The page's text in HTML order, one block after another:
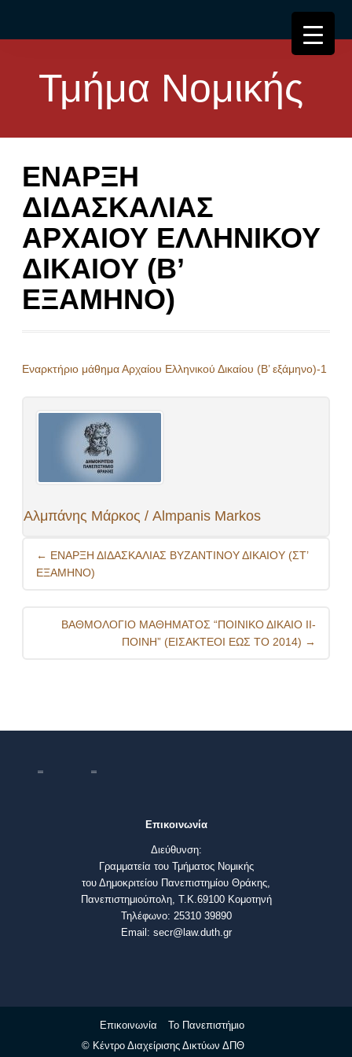
Τμήμα Νομικής
ΕΝΑΡΞΗ
ΔΙΔΑΣΚΑΛΙΑΣ
ΑΡΧΑΙΟΥ ΕΛΛΗΝΙΚΟΥ
ΔΙΚΑΙΟΥ (Β’
ΕΞΑΜΗΝΟ)
Εναρκτήριο μάθημα Αρχαίου Ελληνικού Δικαίου (Β’ εξάμηνο)-1
Αλμπάνης Μάρκος / Almpanis Markos
Post
navigation
← ΕΝΑΡΞΗ ΔΙΔΑΣΚΑΛΙΑΣ ΒΥΖΑΝΤΙΝΟΥ ΔΙΚΑΙΟΥ (ΣΤ’
ΕΞΑΜΗΝΟ)
ΒΑΘΜΟΛΟΓΙΟ ΜΑΘΗΜΑΤΟΣ “ΠΟΙΝΙΚΟ ΔΙΚΑΙΟ ΙΙ-
ΠΟΙΝΗ” (ΕΙΣΑΚΤΕΟΙ ΕΩΣ ΤΟ 2014) →
Επικοινωνία
Διεύθυνση:
Γραμματεία του Τμήματος Νομικής
του Δημοκριτείου Πανεπιστημίου Θράκης,
Πανεπιστημιούπολη, Τ.Κ.69100 Κομοτηνή
Τηλέφωνο: 25310 39890
Email: secr@law.duth.gr
Επικοινωνία
Το Πανεπιστήμιο
© Κέντρο Διαχείρισης Δικτύων ΔΠΘ